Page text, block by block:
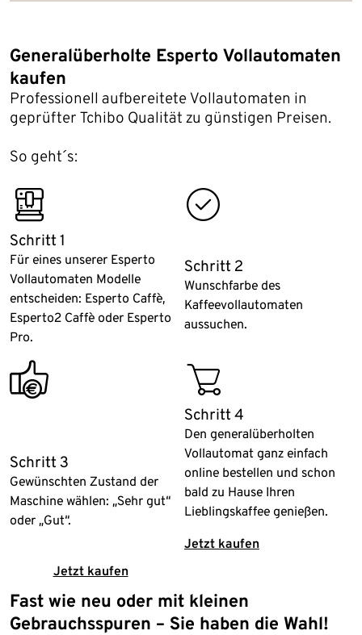
Generalüberholte Esperto Vollautomaten
kaufen
Professionell aufbereitete Vollautomaten in
geprüfter Tchibo Qualität zu günstigen Preisen.
So geht´s:
fully_coffee_machine
Schritt 1
Für eines unserer Esperto
Vollautomaten Modelle
entscheiden: Esperto Caffè,
Esperto2 Caffè oder Esperto
Pro.
btn_round_checkmark
Schritt 2
Wunschfarbe des
Kaffeevollautomaten
aussuchen.
promotion_thumb
Schritt 3
Gewünschten Zustand der
Maschine wählen: „Sehr gut“
oder „Gut“.
basket
Schritt 4
Den generalüberholten
Vollautomat ganz einfach
online bestellen und schon
bald zu Hause Ihren
Lieblingskaffee genießen.
Jetzt kaufen
Jetzt kaufen
Fast wie neu oder mit kleinen
Gebrauchsspuren – Sie haben die Wahl!